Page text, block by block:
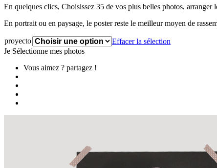
En quelques clics, Choisissez 35 de vos plus belles photos,
En portrait ou en paysage, le poster reste le meilleur moyen de
proyecto
Effacer la sélection
Je Sélectionne mes photos
Vous aimez ? partagez !